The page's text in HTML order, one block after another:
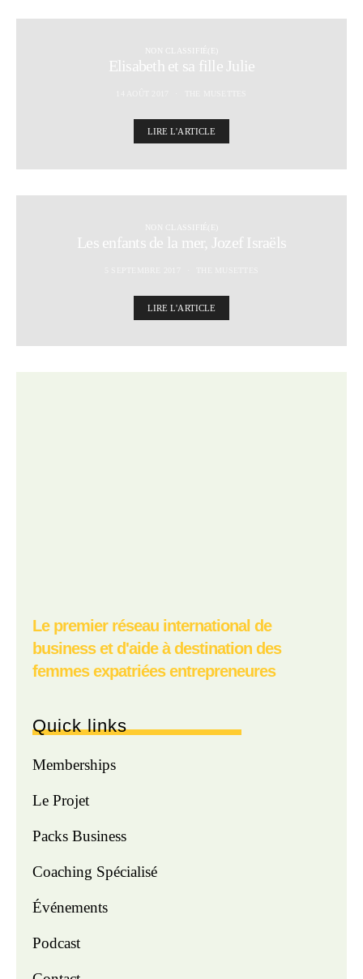
NON CLASSIFIÉ(E)
Elisabeth et sa fille Julie
LIRE L'ARTICLE
NON CLASSIFIÉ(E)
Les enfants de la mer, Jozef Israëls
LIRE L'ARTICLE
Le premier réseau international de
business et d'aide à destination des
femmes expatriées entrepreneures
Quick links
Memberships
Le Projet
Packs Business
Coaching Spécialisé
Événements
Podcast